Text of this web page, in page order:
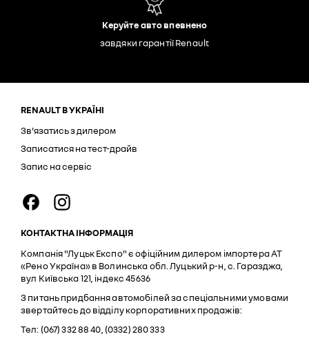
Керуйте авто впевнено
завдяки гарантії Renault
RENAULT В УКРАЇНІ
Зв'язатись з дилером
Записатися на тест-драйв
Запис на сервіс
КОНТАКТНА ІНФОРМАЦІЯ
Компанія "Луцьк Експо" є офіційним дилером імпортера АТ
«Рено Україна» в Волинська обл. Луцький р-н, с. Гаразджа,
вул Київська 121, індекс 45636
З питань придбання автомобілей за спеціальними умовами
звертайтесь до відділу корпоративних продажів:
Тел: (067) 332 88 40, (0332) 280 333